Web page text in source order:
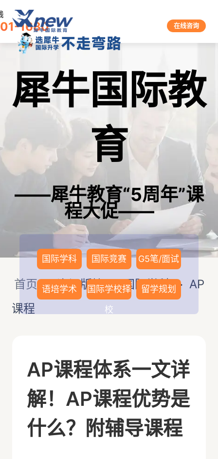
1680 在线咨询
犀牛国际教
育
——犀牛教育“5周年”课
程大促——
国际学科 国际竞赛 G5笔/面试
语培学术
国际学校择
校
留学规划
首页>资讯版块>国际学科> AP
课程
AP课程体系一文详
解！AP课程优势是
什么？附辅导课程